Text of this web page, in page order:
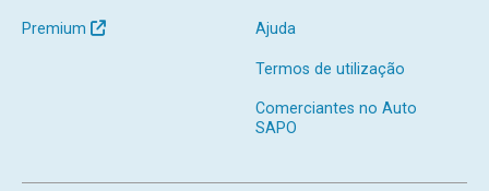
Premium Ajuda
Termos de utilização
Comerciantes no Auto
SAPO